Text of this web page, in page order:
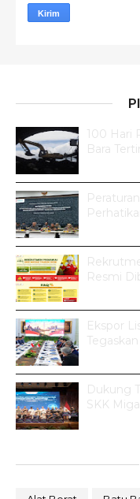
100 Hari
Bara
Resmi
Ekspor
Dukung
SKK